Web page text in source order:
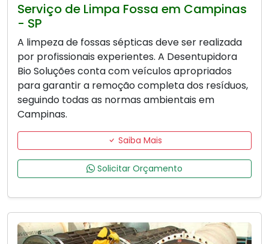
Serviço de Limpa Fossa em Campinas
- SP
A limpeza de fossas sépticas deve ser realizada
por profissionais experientes. A Desentupidora
Bio Soluções conta com veículos apropriados
para garantir a remoção completa dos resíduos,
seguindo todas as normas ambientais em
Campinas.
Saiba Mais
Solicitar Orçamento